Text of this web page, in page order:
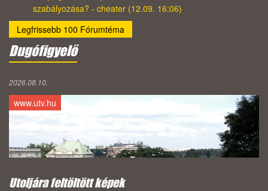
szabályozása? - cheater (12.09. 16:06)
Legfrissebb 100 Fórumtéma
Dugófigyelő
2026.08.10.
www.utv.hu
Utoljára feltöltött képek